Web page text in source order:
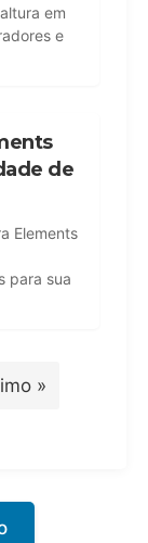
em
e
de
Elements
para sua
»